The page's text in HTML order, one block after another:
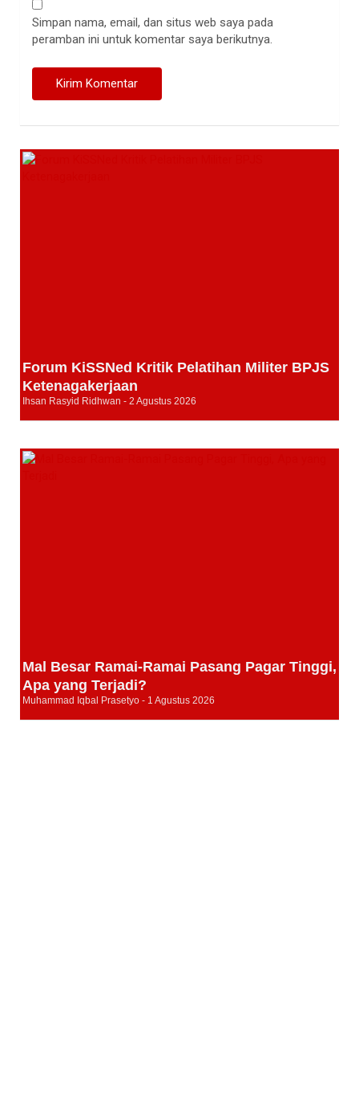
Simpan nama, email, dan situs web saya pada
peramban ini untuk komentar saya berikutnya.
Forum KiSSNed Kritik Pelatihan Militer BPJS
Ketenagakerjaan
Ihsan Rasyid Ridhwan 2 Agustus 2026
Mal Besar Ramai-Ramai Pasang Pagar Tinggi,
Apa yang Terjadi?
Muhammad Iqbal Prasetyo 1 Agustus 2026